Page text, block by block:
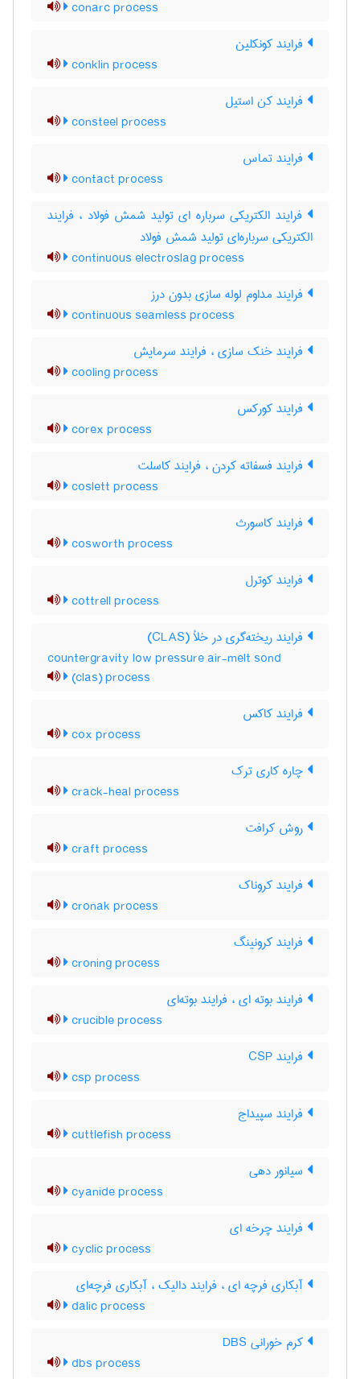
conarc process
فرایند کونکلین
conklin process
فرایند کن استیل
consteel process
فرایند تماس
contact process
فرایند الکتریکی سرباره ای تولید شمش فولاد ، فرایند
الکتریکی سرباره‌ای تولید شمش فولاد
continuous electroslag process
فرایند مداوم لوله سازی بدون درز
continuous seamless process
فرایند خنک سازی ، فرایند سرمایش
cooling process
فرایند کورکس
corex process
فرایند فسفاته کردن ، فرایند کاسلت
coslett process
فرایند کاسورث
cosworth process
فرایند کوترل
cottrell process
فرایند ریخته‌گری در خلأ (CLAS)
countergravity low pressure air-melt sond
(clas) process
فرایند کاکس
cox process
چاره کاری ترک
crack-heal process
روش کرافت
craft process
فرایند کروناک
cronak process
فرایند کرونینگ
croning process
فرایند بوته ای ، فرایند بوته‌ای
crucible process
فرایند CSP
csp process
فرایند سپیداج
cuttlefish process
سیانور دهی
cyanide process
فرایند چرخه ای
cyclic process
آبکاری فرچه ای ، فرایند دالیک ، آبکاری فرچه‌ای
dalic process
کرم خورانی DBS
dbs process